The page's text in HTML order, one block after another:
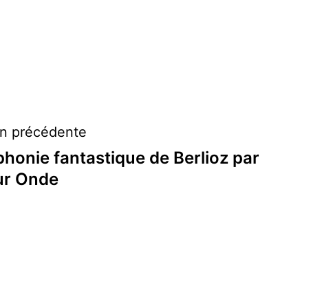
précédente
fantastique de Berlioz par
Onde